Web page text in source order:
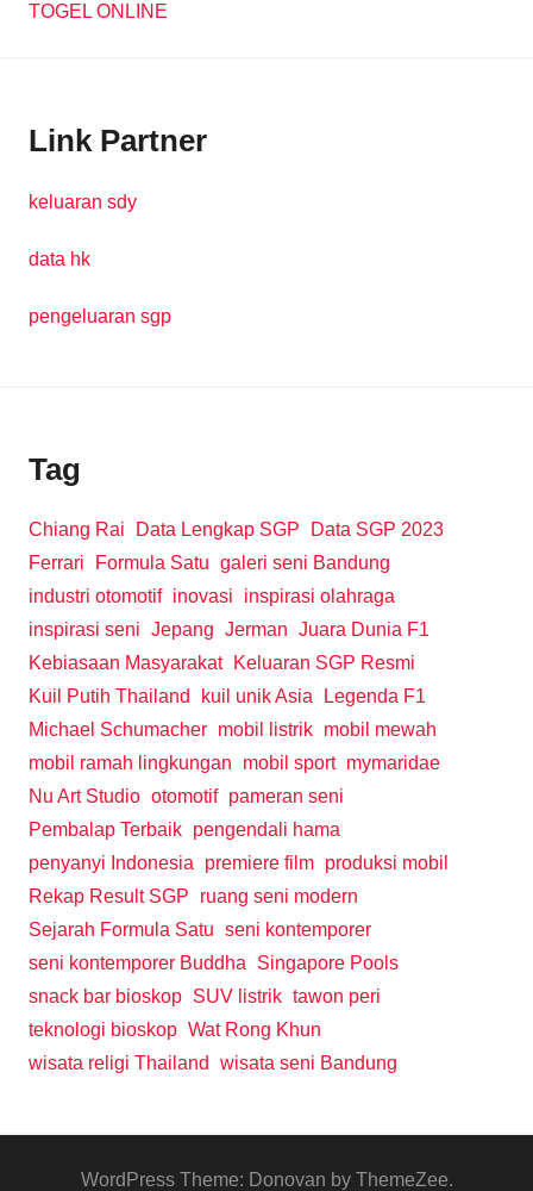
TOGEL ONLINE
Link Partner
keluaran sdy
data hk
pengeluaran sgp
Tag
Chiang Rai Data Lengkap SGP
Data SGP 2023
Ferrari
Formula Satu galeri seni Bandung
industri otomotif inovasi
inspirasi olahraga
inspirasi seni Jepang Jerman Juara Dunia F1
Kebiasaan Masyarakat
Keluaran SGP Resmi
Kuil Putih Thailand
kuil unik Asia
Legenda F1
Michael Schumacher mobil listrik mobil mewah
mobil ramah lingkungan
mobil sport mymaridae
Nu Art Studio otomotif pameran seni
Pembalap Terbaik pengendali hama
penyanyi Indonesia
premiere film produksi mobil
Rekap Result SGP
ruang seni modern
Sejarah Formula Satu seni kontemporer
seni kontemporer Buddha
Singapore Pools
snack bar bioskop SUV listrik tawon peri
teknologi bioskop Wat Rong Khun
wisata religi Thailand
wisata seni Bandung
WordPress Theme: Donovan by ThemeZee.